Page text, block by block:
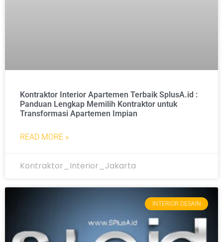
Kontraktor Interior Apartemen Terbaik SplusA.id :
Panduan Lengkap Memilih Kontraktor untuk
Transformasi Apartemen Impian
READ MORE »
Kontraktor_Interior_Jakarta
INTERIOR DESAIN